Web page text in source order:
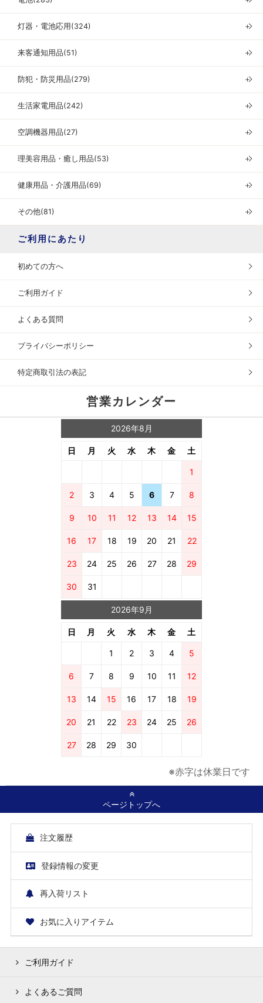
灯器・電池応用(324) ＋
来客通知用品(51) ＋
防犯・防災用品(279) ＋
生活家電用品(242) ＋
空調機器用品(27) ＋
理美容用品・癒し用品(53) ＋
健康用品・介護用品(69) ＋
その他(81) ＋
ご利用にあたり
初めての方へ
ご利用ガイド
よくある質問
プライバシーポリシー
特定商取引法の表記
営業カレンダー
2026年8月
日 月 火 水 木 金 土
1
2 3 4 5 6 7 8
9 10 11 12 13 14 15
16 17 18 19 20 21 22
23 24 25 26 27 28 29
30 31
2026年9月
日 月 火 水 木 金 土
1 2 3 4 5
6 7 8 9 10 11 12
13 14 15 16 17 18 19
20 21 22 23 24 25 26
27 28 29 30
※赤字は休業日です
ページトップへ
注文履歴
登録情報の変更
再入荷リスト
お気に入りアイテム
ご利用ガイド
よくあるご質問